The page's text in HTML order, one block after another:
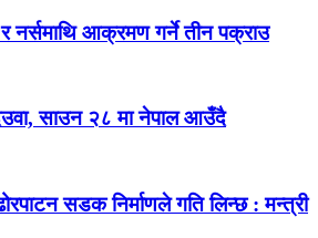
नर्समाथि आक्रमण गर्ने तीन पक्राउ
साउन २८ मा नेपाल आउँदै
सडक निर्माणले गति लिन्छ : मन्त्री